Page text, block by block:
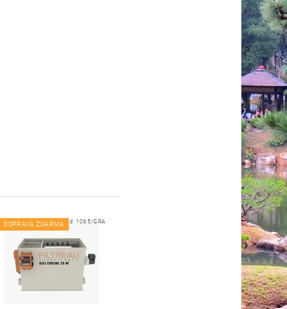
DOPRAVA ZDARMAKód: 1065/GRA